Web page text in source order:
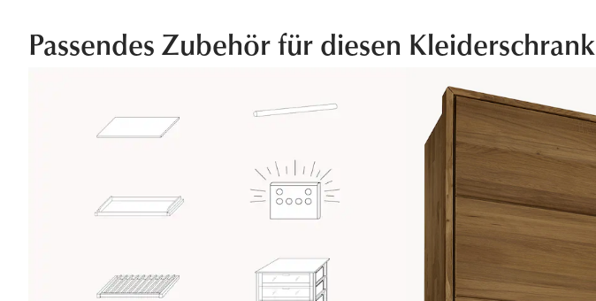
Passendes Zubehör für diesen Kleiderschrank